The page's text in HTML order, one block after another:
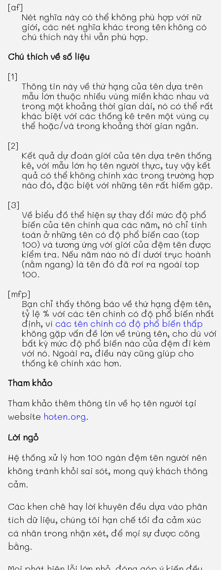
[af]
Nét nghĩa này có thể không phù hợp với nữ
giới, các nét nghĩa khác trong tên không có
chú thích này thì vẫn phù hợp.
Chú thích về số liệu
[1]
Thông tin này về thứ hạng của tên dựa trên
mẫu lớn thuộc nhiều vùng miền khác nhau và
trong một khoảng thời gian dài, nó có thể rất
khác biệt với các thống kê trên một vùng cụ
thể hoặc/và trong khoảng thời gian ngắn.
[2]
Kết quả dự đoán giới của tên dựa trên thống
kê, với mẫu lớn họ tên người thực, tuy vậy kết
quả có thể không chính xác trong trường hợp
nào đó, đặc biệt với những tên rất hiếm gặp.
[3]
Về biểu đồ thể hiện sự thay đổi mức độ phổ
biến của tên chính qua các năm, nó chỉ tính
toán ở những tên có độ phổ biến cao (top
100) và tương ứng với giới của đệm tên được
kiểm tra. Nếu năm nào nó đi dưới trục hoành
(nằm ngang) là tên đó đã rơi ra ngoài top
100.
[mfp]
Bạn chỉ thấy thông báo về thứ hạng đệm tên,
tỷ lệ % với các tên chính có độ phổ biến nhất
định, vì các tên chính có độ phổ biến thấp
không gặp vấn đề lớn về trùng tên, cho dù với
bất kỳ mức độ phổ biến nào của đệm đi kèm
với nó. Ngoài ra, điều này cũng giúp cho
thống kê chính xác hơn.
Tham khảo
Tham khảo thêm thông tin về họ tên người tại
website hoten.org.
Lời ngỏ
Hệ thống xử lý hơn 100 ngàn đệm tên người nên
không tránh khỏi sai sót, mong quý khách thông
cảm.
Các khen chê hay lời khuyên đều dựa vào phân
tích dữ liệu, chúng tôi hạn chế tối đa cảm xúc
cá nhân trong nhận xét, để mọi sự được công
bằng.